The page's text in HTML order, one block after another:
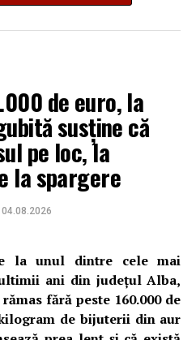
de euro, la
susține că
pe loc, la
la spargere
04.08.2026
la unul dintre cele mai
ani din județul Alba,
fără peste 160.000 de
de bijuterii din aur